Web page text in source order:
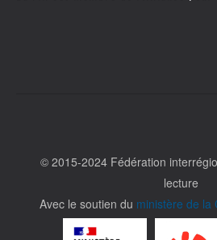
© 2015-2024 Fédération
lecture
Avec le soutien du ministère de la